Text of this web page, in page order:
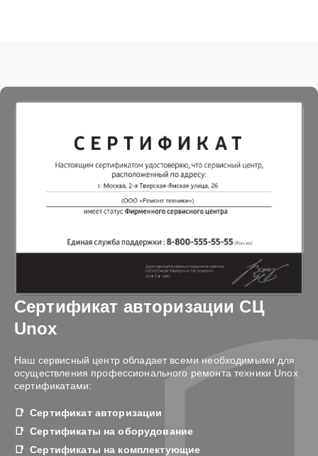
Сертификат авторизации СЦ
Unox
Наш сервисный центр обладает всеми необходимыми для
осуществления профессионального ремонта техники Unox
сертификатами:
Сертификат авторизации
Сертификаты на оборудование
Сертификаты на комплектующие